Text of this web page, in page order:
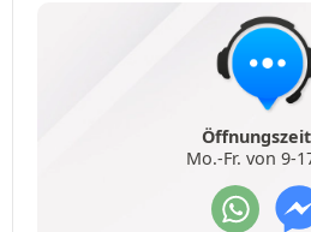
Mo.-Fr. von 9-